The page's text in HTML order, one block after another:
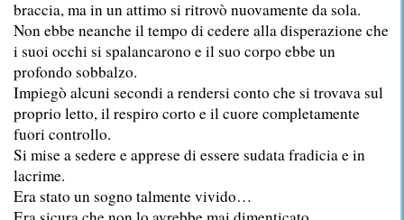
braccia, ma in un attimo si ritrovò nuovamente da sola.
Non ebbe neanche il tempo di cedere alla disperazione che
i suoi occhi si spalancarono e il suo corpo ebbe un
profondo sobbalzo.
Impiegò alcuni secondi a rendersi conto che si trovava sul
proprio letto, il respiro corto e il cuore completamente
fuori controllo.
Si mise a sedere e apprese di essere sudata fradicia e in
lacrime.
Era stato un sogno talmente vivido…